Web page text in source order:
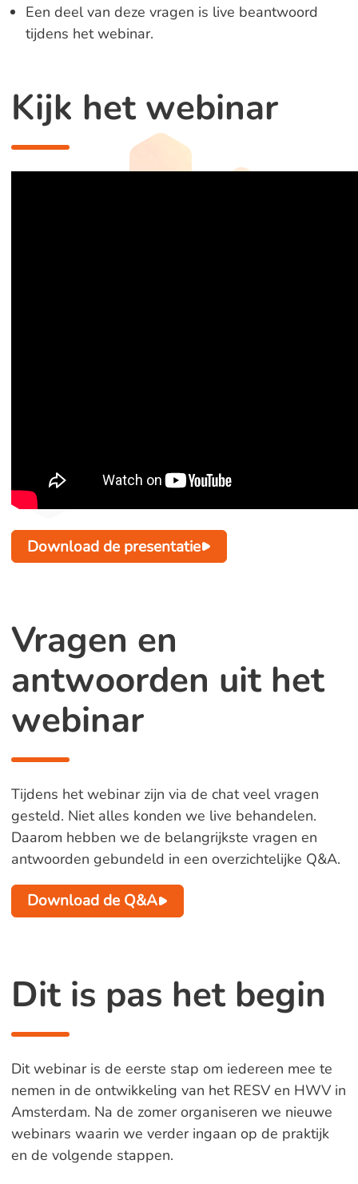
Een deel van deze vragen is live beantwoord
tijdens het webinar.
Kijk het webinar
Download de presentatie
Vragen en
antwoorden uit het
webinar
Tijdens het webinar zijn via de chat veel vragen
gesteld. Niet alles konden we live behandelen.
Daarom hebben we de belangrijkste vragen en
antwoorden gebundeld in een overzichtelijke Q&A.
Download de Q&A
Dit is pas het begin
Dit webinar is de eerste stap om iedereen mee te
nemen in de ontwikkeling van het RESV en HWV in
Amsterdam. Na de zomer organiseren we nieuwe
webinars waarin we verder ingaan op de praktijk
en de volgende stappen.